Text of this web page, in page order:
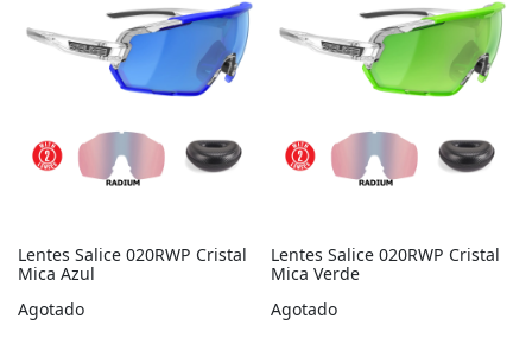
Lentes Salice 020RWP Cristal
Mica Azul
Agotado
Lentes Salice 020RWP Cristal
Mica Verde
Agotado